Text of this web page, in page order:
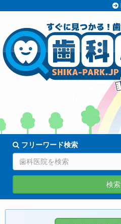
70038医院
登録中!
フリーワード検索
検索